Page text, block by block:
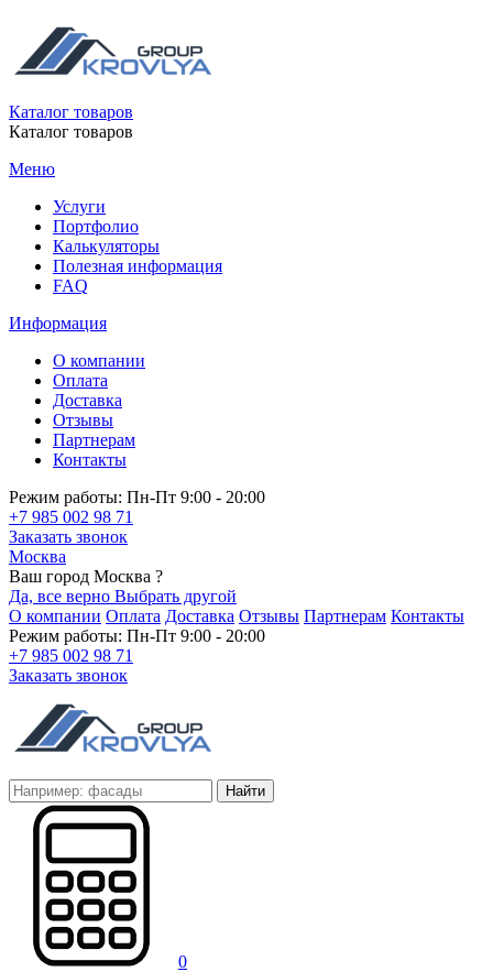
Каталог товаров
Каталог товаров
Меню
Услуги
Портфолио
Калькуляторы
Полезная информация
FAQ
Информация
О компании
Оплата
Доставка
Отзывы
Партнерам
Контакты
Режим работы: Пн-Пт 9:00 - 20:00
+7 985 002 98 71
Заказать звонок
Москва
Ваш город Москва ?
Да, все верно Выбрать другой
О компании Оплата Доставка Отзывы Партнерам Контакты
Режим работы: Пн-Пт 9:00 - 20:00
+7 985 002 98 71
Заказать звонок
Найти
0